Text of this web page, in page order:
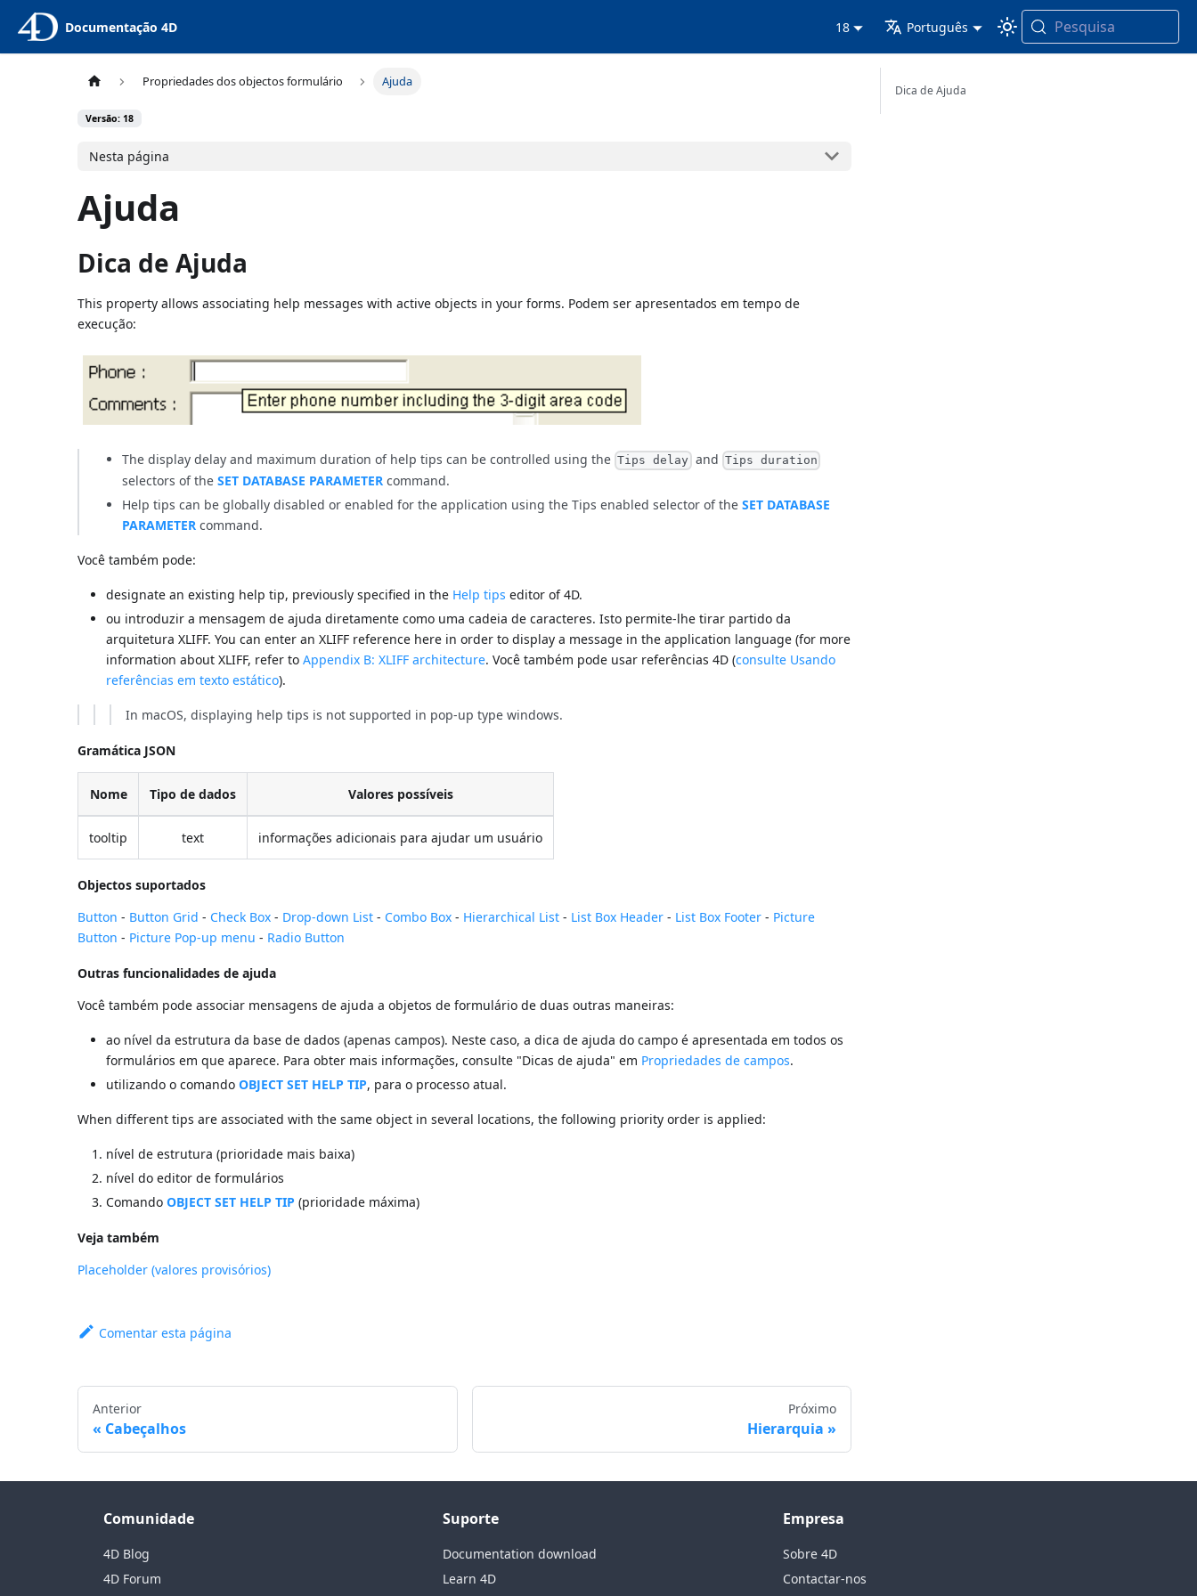
Documentação 4D 18 Português Pesquisa
Propriedades dos objectos formulário Ajuda
Versão: 18
Nesta página
Ajuda
Dica de Ajuda
This property allows associating help messages with active objects in your forms. Podem ser apresentados em tempo de
execução:
The display delay and maximum duration of help tips can be controlled using the Tips delay and Tips duration
selectors of theSET DATABASE PARAMETER command.
Help tips can be globally disabled or enabled for the application using the Tips enabled selector of theSET DATABASE
PARAMETER command.
Você também pode:
designate an existing help tip, previously specified in the Help tips editor of 4D.
ou introduzir a mensagem de ajuda diretamente como uma cadeia de caracteres. Isto permite-lhe tirar partido da
arquitetura XLIFF. You can enter an XLIFF reference here in order to display a message in the application language (for more
information about XLIFF, refer toAppendix B: XLIFF architecture. Você também pode usar referências 4D (consulte Usando
referências em texto estático).
In macOS, displaying help tips is not supported in pop-up type windows.
Gramática JSON
Nome Tipo de dados Valores possíveis
tooltip text informações adicionais para ajudar um usuário
Objectos suportados
Button - Button Grid - Check Box - Drop-down List - Combo Box - Hierarchical List - List Box Header - List Box Footer - Picture
Button - Picture Pop-up menu - Radio Button
Outras funcionalidades de ajuda
Você também pode associar mensagens de ajuda a objetos de formulário de duas outras maneiras:
ao nível da estrutura da base de dados (apenas campos). Neste caso, a dica de ajuda do campo é apresentada em todos os
formulários em que aparece. Para obter mais informações, consulte "Dicas de ajuda" em Propriedades de campos.
utilizando o comandoOBJECT SET HELP TIP, para o processo atual.
When different tips are associated with the same object in several locations, the following priority order is applied:
nível de estrutura (prioridade mais baixa)
nível do editor de formulários
ComandoOBJECT SET HELP TIP (prioridade máxima)
Veja também
Placeholder (valores provisórios)
Comentar esta página
Anterior
Cabeçalhos
Próximo
Hierarquia
Dica de Ajuda
Comunidade
4D Blog
4D Forum
Suporte
Documentation download
Learn 4D
Empresa
Sobre 4D
Contactar-nos